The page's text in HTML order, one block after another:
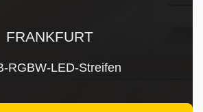
FRANKFURT
RGBW-LED-Streifen